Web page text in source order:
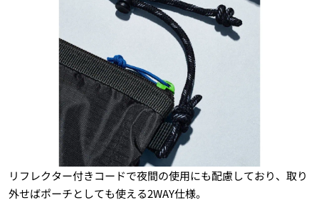
リフレクター付きコードで夜間の使用にも配慮しており、取り
外せばポーチとしても使える2WAY仕様。